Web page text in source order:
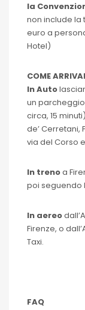
la
non include la
euro a
Hotel)
COME
In Auto
un
circa, 15
de’ Cerretani,
via del Corso
In trenoa
poi seguendo
In aereo
Firenze, o
Taxi.
FAQ